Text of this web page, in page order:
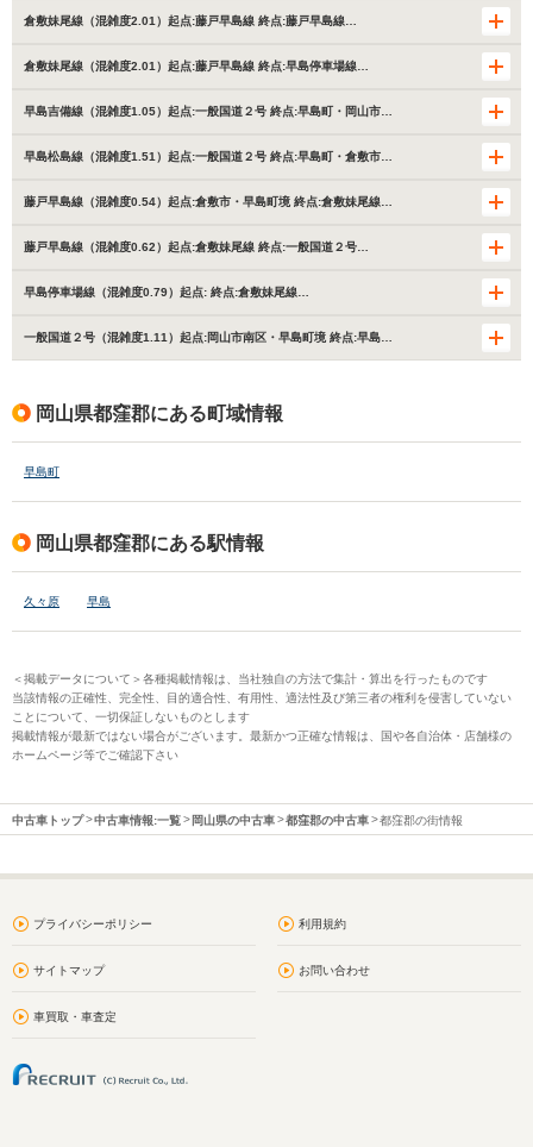
倉敷妹尾線（混雑度2.01）起点:藤戸早島線 終点:藤戸早島線…
倉敷妹尾線（混雑度2.01）起点:藤戸早島線 終点:早島停車場線…
早島吉備線（混雑度1.05）起点:一般国道２号 終点:早島町・岡山市…
早島松島線（混雑度1.51）起点:一般国道２号 終点:早島町・倉敷市…
藤戸早島線（混雑度0.54）起点:倉敷市・早島町境 終点:倉敷妹尾線…
藤戸早島線（混雑度0.62）起点:倉敷妹尾線 終点:一般国道２号…
早島停車場線（混雑度0.79）起点: 終点:倉敷妹尾線…
一般国道２号（混雑度1.11）起点:岡山市南区・早島町境 終点:早島…
岡山県都窪郡にある町域情報
早島町
岡山県都窪郡にある駅情報
久々原 早島
＜掲載データについて＞各種掲載情報は、当社独自の方法で集計・算出を行ったものです
当該情報の正確性、完全性、目的適合性、有用性、適法性及び第三者の権利を侵害していない
ことについて、一切保証しないものとします
掲載情報が最新ではない場合がございます。最新かつ正確な情報は、国や各自治体・店舗様の
ホームページ等でご確認下さい
中古車トップ 中古車情報:一覧 岡山県の中古車 都窪郡の中古車 都窪郡の街情報
プライバシーポリシー 利用規約
サイトマップ お問い合わせ
車買取・車査定